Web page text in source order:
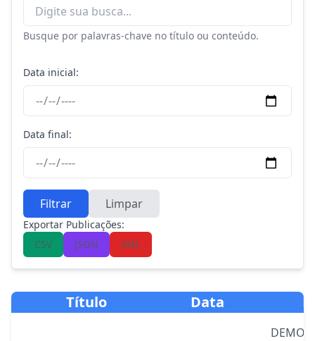
Busque por palavras-chave no título ou conteúdo.
Data inicial:
Data final:
Filtrar Limpar
Exportar Publicações:
CSV
JSON XML
Título Data